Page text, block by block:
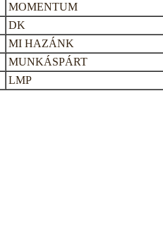
MOMENTUM
DK
MI HAZÁNK
MUNKÁSPÁRT
LMP